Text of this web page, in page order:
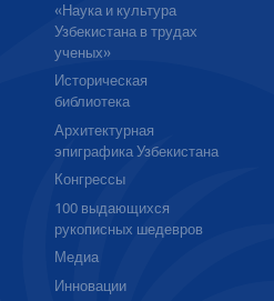
«Наука и культура
Узбекистана в трудах
ученых»
Историческая
библиотека
Архитектурная
эпиграфика Узбекистана
Конгрессы
100 выдающихся
рукописных шедевров
Медиа
Инновации